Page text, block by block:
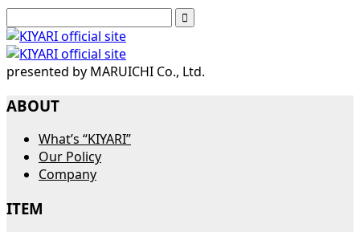
索:
presented by MARUICHI Co., Ltd.
ABOUT
What’s “KIYARI”
Our Policy
Company
ITEM